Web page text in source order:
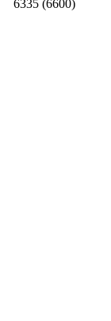
6335 (6600)